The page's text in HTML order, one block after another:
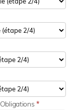
Obligations*